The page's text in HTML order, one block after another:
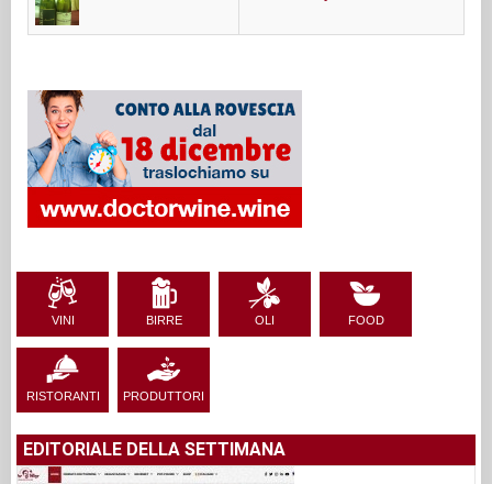
VINI BIRRE OLI FOOD
RISTORANTI PRODUTTORI
EDITORIALE DELLA SETTIMANA